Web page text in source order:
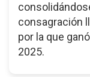
consagración
por la que
2025.